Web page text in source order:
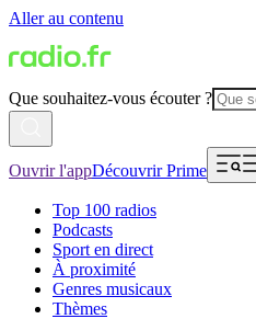
Aller au contenu
Que souhaitez-vous écouter ?
Ouvrir l'appDécouvrir Prime
Top 100 radios
Podcasts
Sport en direct
À proximité
Genres musicaux
Thèmes